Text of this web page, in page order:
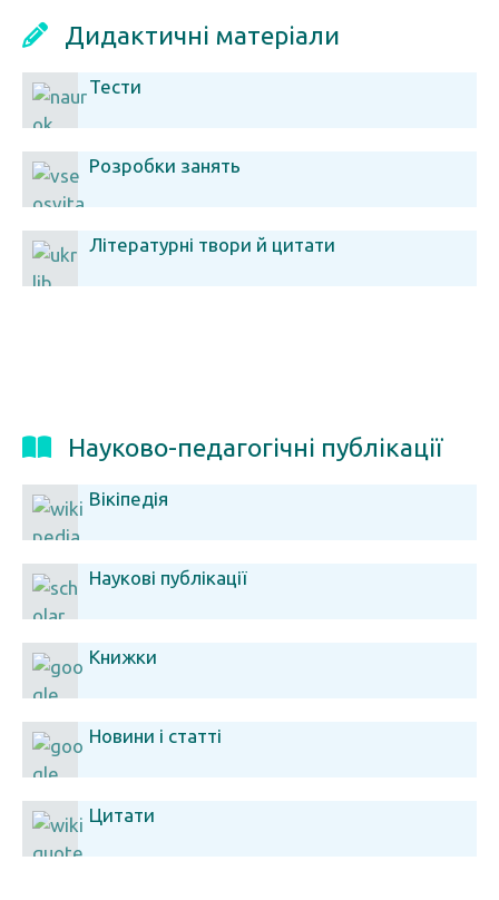
Дидактичні матеріали
Тести
Розробки занять
Літературні твори й цитати
Науково-педагогічні публікації
Вікіпедія
Наукові публікації
Книжки
Новини і статті
Цитати